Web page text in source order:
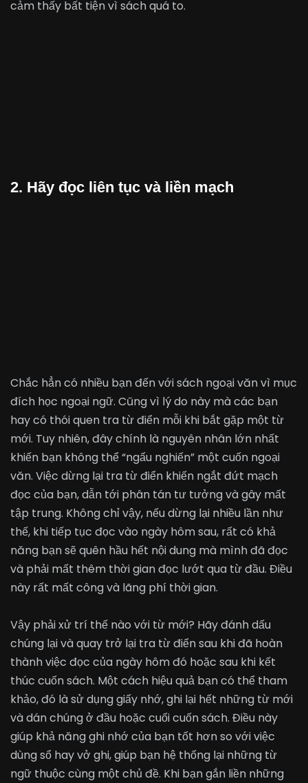
cảm thấy bất tiện vì sách quá to.
2. Hãy đọc liên tục và liền mạch
Chắc hẳn có nhiều bạn đến với sách ngoại văn vì mục
đích học ngoại ngữ. Cũng vì lý do này mà các bạn
hay có thói quen tra từ điển mỗi khi bắt gặp một từ
mới. Tuy nhiên, đây chính là nguyên nhân lớn nhất
khiến bạn không thể “ngấu nghiến” một cuốn ngoại
văn. Việc dừng lại tra từ điển khiến ngắt đứt mạch
đọc của bạn, dẫn tới phân tán tư tưởng và gây mất
tập trung. Không chỉ vậy, nếu dừng lại nhiều lần như
thế, khi tiếp tục đọc vào ngày hôm sau, rất có khả
năng bạn sẽ quên hầu hết nội dung mà mình đã đọc
và phải mất thêm thời gian đọc lướt qua từ đầu. Điều
này rất mất công và lãng phí thời gian.
Vậy phải xử trí thế nào với từ mới? Hãy đánh dấu
chúng lại và quay trở lại tra từ điển sau khi đã hoàn
thành việc đọc của ngày hôm đó hoặc sau khi kết
thúc cuốn sách. Một cách hiệu quả bạn có thể tham
khảo, đó là sử dụng giấy nhớ, ghi lại hết những từ mới
và dán chúng ở đầu hoặc cuối cuốn sách. Điều này
giúp khả năng ghi nhớ của bạn tốt hơn so với việc
dùng sổ hay vở ghi, giúp bạn hệ thống lại những từ
ngữ thuộc cùng một chủ đề. Khi bạn gắn liền những